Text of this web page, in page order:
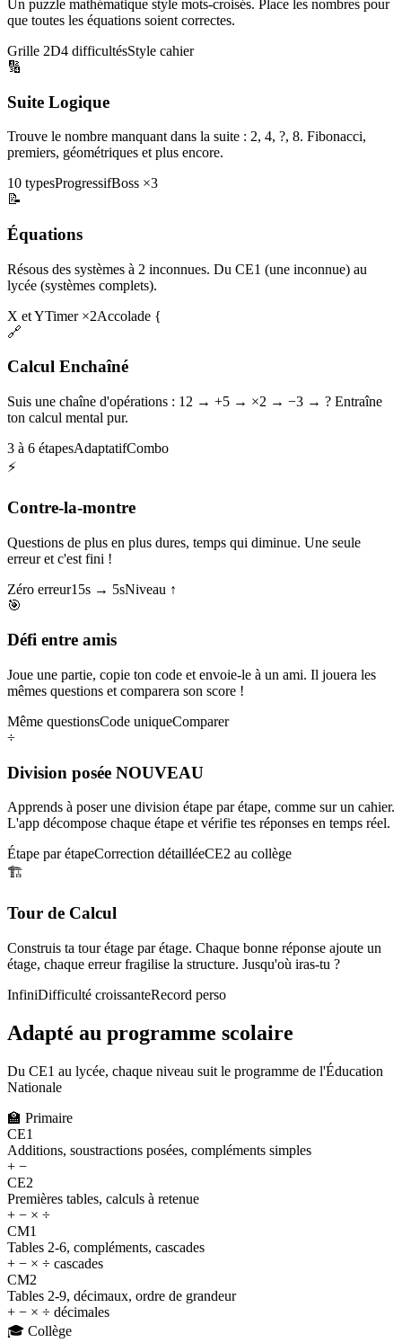
Un puzzle mathématique style mots-croisés. Place les nombres pour
que toutes les équations soient correctes.
Grille 2D4 difficultésStyle cahier
🔢
Suite Logique
Trouve le nombre manquant dans la suite : 2, 4, ?, 8. Fibonacci,
premiers, géométriques et plus encore.
10 typesProgressifBoss ×3
📝
Équations
Résous des systèmes à 2 inconnues. Du CE1 (une inconnue) au
lycée (systèmes complets).
X et YTimer ×2Accolade {
🔗
Calcul Enchaîné
Suis une chaîne d'opérations : 12 → +5 → ×2 → −3 → ? Entraîne
ton calcul mental pur.
3 à 6 étapesAdaptatifCombo
⚡
Contre-la-montre
Questions de plus en plus dures, temps qui diminue. Une seule
erreur et c'est fini !
Zéro erreur15s → 5sNiveau ↑
🎯
Défi entre amis
Joue une partie, copie ton code et envoie-le à un ami. Il jouera les
mêmes questions et comparera son score !
Même questionsCode uniqueComparer
÷
Division posée NOUVEAU
Apprends à poser une division étape par étape, comme sur un cahier.
L'app décompose chaque étape et vérifie tes réponses en temps réel.
Étape par étapeCorrection détailléeCE2 au collège
🏗️
Tour de Calcul
Construis ta tour étage par étage. Chaque bonne réponse ajoute un
étage, chaque erreur fragilise la structure. Jusqu'où iras-tu ?
InfiniDifficulté croissanteRecord perso
Adapté au programme scolaire
Du CE1 au lycée, chaque niveau suit le programme de l'Éducation
Nationale
🏫 Primaire
CE1
Additions, soustractions posées, compléments simples
+ −
CE2
Premières tables, calculs à retenue
+ − × ÷
CM1
Tables 2-6, compléments, cascades
+ − × ÷ cascades
CM2
Tables 2-9, décimaux, ordre de grandeur
+ − × ÷ décimales
🎓 Collège